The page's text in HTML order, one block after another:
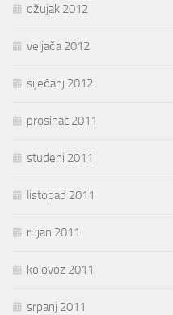
ožujak 2012
veljača 2012
siječanj 2012
prosinac 2011
studeni 2011
listopad 2011
rujan 2011
kolovoz 2011
srpanj 2011